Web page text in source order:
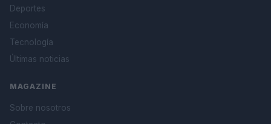
Deportes
Economía
Tecnología
Últimas noticias
MAGAZINE
Sobre nosotros